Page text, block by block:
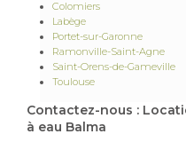
Colomiers
Labège
Portet-sur-Garonne
Ramonville-Saint-Agne
Saint-Orens-de-Gameville
Toulouse
Contactez-nous :
à eau Balma